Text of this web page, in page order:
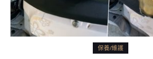
保養/維護